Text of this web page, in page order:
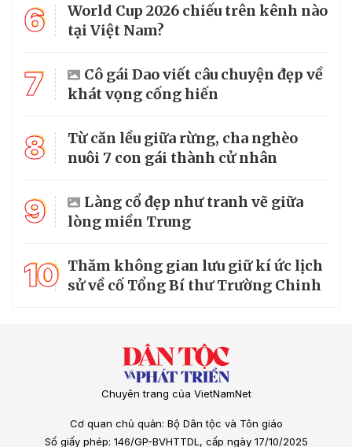
6
World Cup 2026 chiếu trên kênh nào
tại Việt Nam?
7
Cô gái Dao viết câu chuyện đẹp về
khát vọng cống hiến
8
Từ căn lều giữa rừng, cha nghèo
nuôi 7 con gái thành cử nhân
9
Làng cổ đẹp như tranh vẽ giữa
lòng miền Trung
10 Thăm không gian lưu giữ kí ức lịch
sử về cố Tổng Bí thư Trường Chinh
Chuyên trang của VietNamNet
Cơ quan chủ quản: Bộ Dân tộc và Tôn giáo
Số giấy phép: 146/GP-BVHTTDL, cấp ngày 17/10/2025